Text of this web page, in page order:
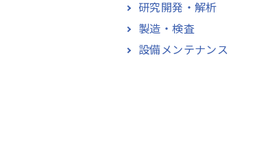
研究開発・解析
製造・検査
設備メンテナンス